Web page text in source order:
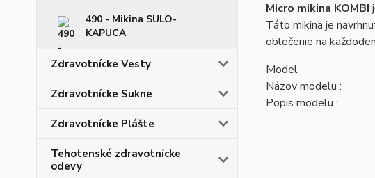
490 - Mikina SULO-
KAPUCA
Zdravotnícke Vesty
Zdravotnícke Sukne
Zdravotnícke Plášte
Tehotenské zdravotnícke
odevy
Micro mikina KOMBI
Táto mikina je
oblečenie na
Model
Názov modelu :
Popis modelu :